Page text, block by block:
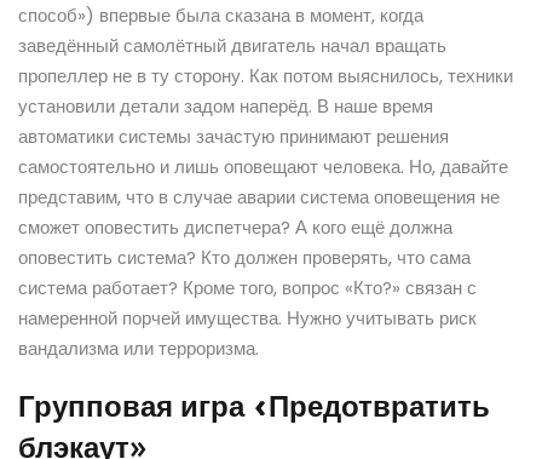
способ») впервые была сказана в момент, когда
заведённый самолётный двигатель начал вращать
пропеллер не в ту сторону. Как потом выяснилось, техники
установили детали задом наперёд. В наше время
автоматики системы зачастую принимают решения
самостоятельно и лишь оповещают человека. Но, давайте
представим, что в случае аварии система оповещения не
сможет оповестить диспетчера? А кого ещё должна
оповестить система? Кто должен проверять, что сама
система работает? Кроме того, вопрос «Кто?» связан с
намеренной порчей имущества. Нужно учитывать риск
вандализма или терроризма.
Групповая игра «Предотвратить
блэкаут»